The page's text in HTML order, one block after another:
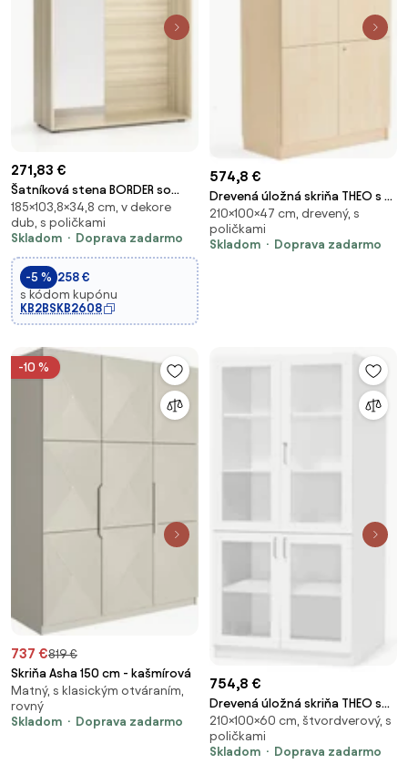
271,83 €
Šatníková stena BORDER so
zrkadlom, 2 háčiky, dub
prírodný
185×103,8×34,8 cm, v dekore
dub, s poličkami
Skladom
Doprava zadarmo
-5 % 258 €
s kódom kupónu
KB2BSKB2608
574,8 €
Drevená úložná skriňa THEO s 3
dvojkrídlovými dverami,
2100x1000x470 mm, breza
210×100×47 cm, drevený, s
poličkami
Skladom
Doprava zadarmo
-10 %
737 €819 €
Skriňa Asha 150 cm - kašmírová
Matný, s klasickým otváraním,
rovný
Skladom
Doprava zadarmo
754,8 €
Drevená úložná skriňa THEO so
4 presklenými dverami,
1000x600x2100 mm, biela
210×100×60 cm, štvordverový, s
poličkami
Skladom
Doprava zadarmo